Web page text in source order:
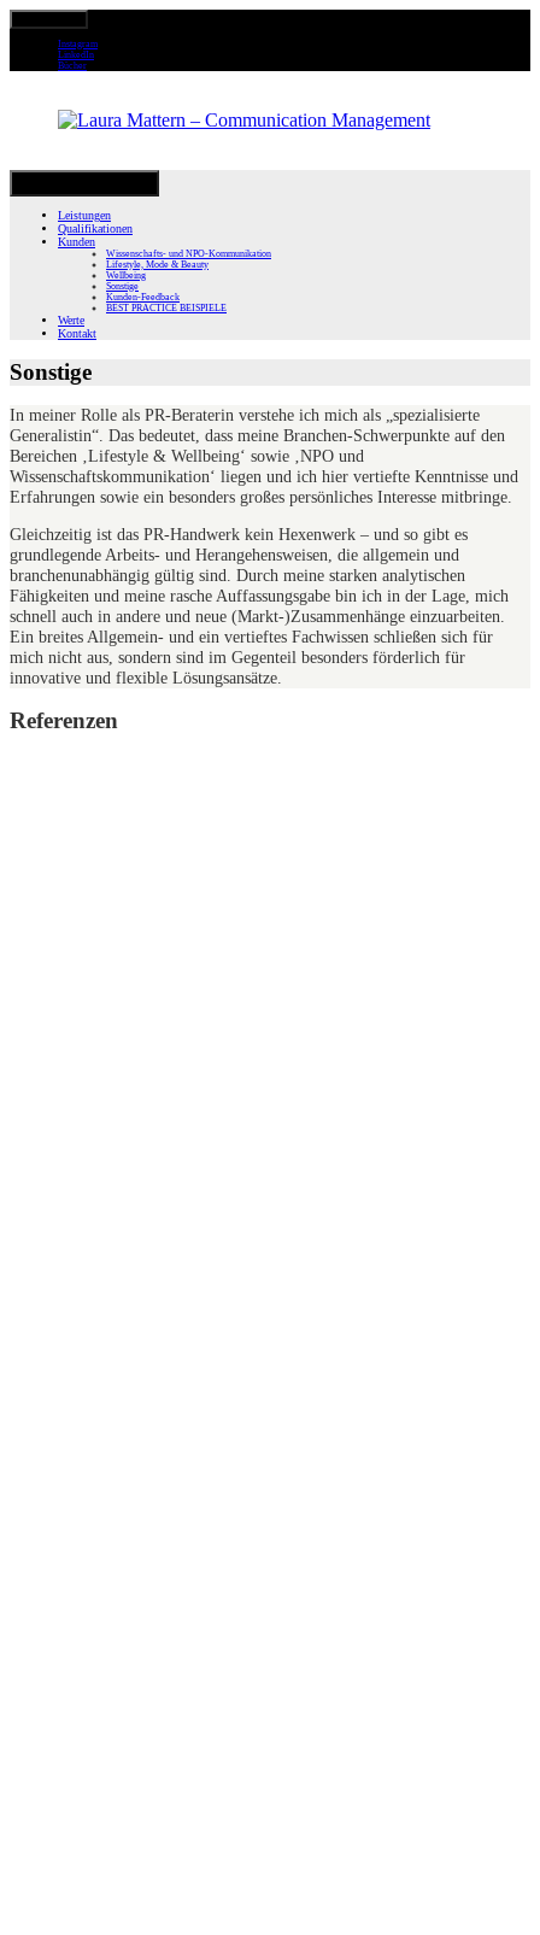
Instagram
LinkedIn
Bücher
Skip
to
contentLeistungen
Qualifikationen
Kunden
Wissenschafts- und NPO-Kommunikation
Lifestyle, Mode & Beauty
Wellbeing
Sonstige
Kunden-Feedback
BEST PRACTICE BEISPIELE
Werte
Kontakt
Sonstige
In meiner Rolle als PR-Beraterin verstehe ich mich als „spezialisierte
Generalistin“. Das bedeutet, dass meine Branchen-Schwerpunkte auf den
Bereichen ‚Lifestyle & Wellbeing‘ sowie ‚NPO und
Wissenschaftskommunikation‘ liegen und ich hier vertiefte Kenntnisse und
Erfahrungen sowie ein besonders großes persönliches Interesse mitbringe.
Gleichzeitig ist das PR-Handwerk kein Hexenwerk – und so gibt es
grundlegende Arbeits- und Herangehensweisen, die allgemein und
branchenunabhängig gültig sind. Durch meine starken analytischen
Fähigkeiten und meine rasche Auffassungsgabe bin ich in der Lage, mich
schnell auch in andere und neue (Markt-)Zusammenhänge einzuarbeiten.
Ein breites Allgemein- und ein vertieftes Fachwissen schließen sich für
mich nicht aus, sondern sind im Gegenteil besonders förderlich für
innovative und flexible Lösungsansätze.
Referenzen